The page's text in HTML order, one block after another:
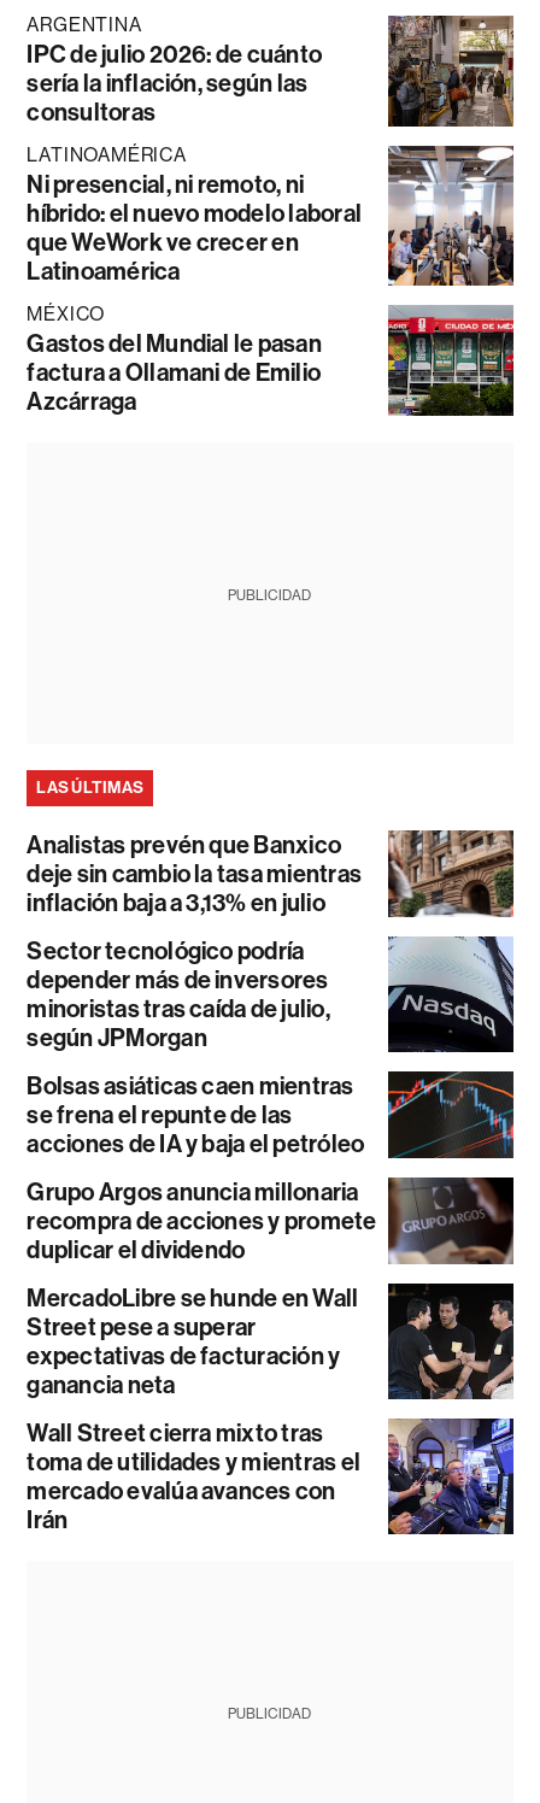
ARGENTINA
IPC de julio 2026: de cuánto
sería la inflación, según las
consultoras
LATINOAMÉRICA
Ni presencial, ni remoto, ni
híbrido: el nuevo modelo laboral
que WeWork ve crecer en
Latinoamérica
MÉXICO
Gastos del Mundial le pasan
factura a Ollamani de Emilio
Azcárraga
PUBLICIDAD
LAS ÚLTIMAS
Analistas prevén que Banxico
deje sin cambio la tasa mientras
inflación baja a 3,13% en julio
Sector tecnológico podría
depender más de inversores
minoristas tras caída de julio,
según JPMorgan
Bolsas asiáticas caen mientras
se frena el repunte de las
acciones de IA y baja el petróleo
Grupo Argos anuncia millonaria
recompra de acciones y promete
duplicar el dividendo
MercadoLibre se hunde en Wall
Street pese a superar
expectativas de facturación y
ganancia neta
Wall Street cierra mixto tras
toma de utilidades y mientras el
mercado evalúa avances con
Irán
PUBLICIDAD